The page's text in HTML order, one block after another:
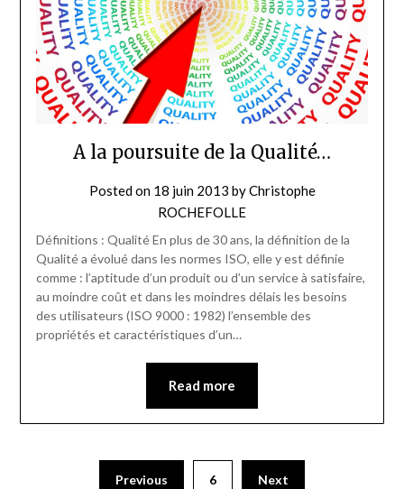
A la poursuite de la Qualité…
Posted on 18 juin 2013 byChristophe
ROCHEFOLLE
Définitions : Qualité En plus de 30 ans, la définition de la
Qualité a évolué dans les normes ISO, elle y est définie
comme : l’aptitude d’un produit ou d’un service à satisfaire,
au moindre coût et dans les moindres délais les besoins
des utilisateurs (ISO 9000 : 1982) l’ensemble des
propriétés et caractéristiques d’un…
Read more
PaginationPrevious 6 Next